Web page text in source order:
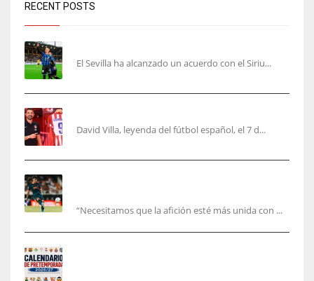
RECENT POSTS
El Sevilla ha alcanzado un acuerdo con el Siriu...
David Villa, leyenda del fútbol español, el 7 d...
“Necesitamos que la afición esté más unida con ...